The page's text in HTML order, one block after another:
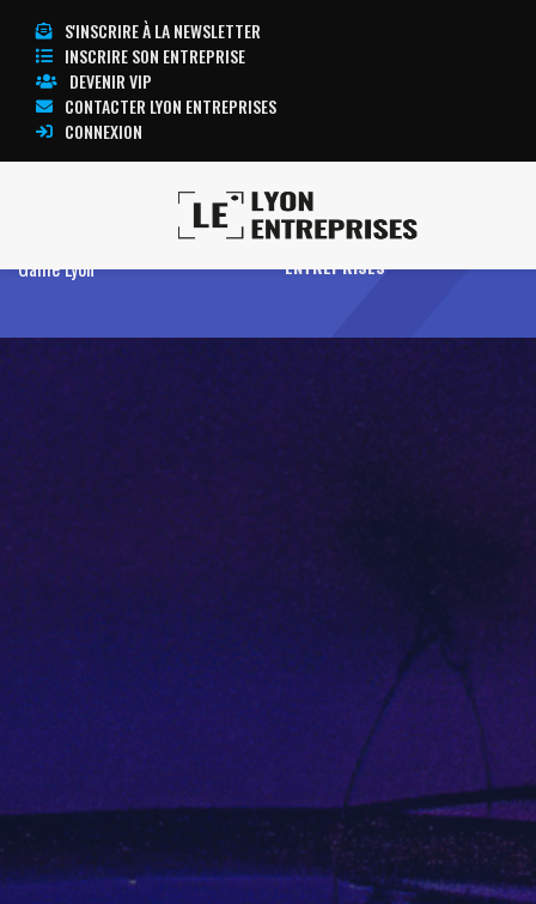
S'INSCRIRE À LA NEWSLETTER
INSCRIRE SON ENTREPRISE
DEVENIR VIP
CONTACTER LYON ENTREPRISES
CONNEXION
Imaginarium Game Escape
Game Lyon
TOUTE L’ACTUALITÉ LYON
ENTREPRISES